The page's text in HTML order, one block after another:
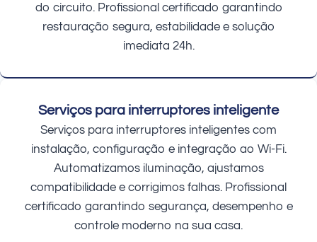
do circuito. Profissional certificado garantindo
restauração segura, estabilidade e solução
imediata 24h.
Serviços para interruptores inteligente
Serviços para interruptores inteligentes com
instalação, configuração e integração ao Wi-Fi.
Automatizamos iluminação, ajustamos
compatibilidade e corrigimos falhas. Profissional
certificado garantindo segurança, desempenho e
controle moderno na sua casa.